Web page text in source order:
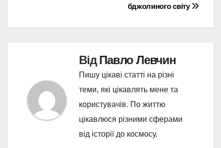
бджолиного світу
ВідПавло Левчин
Пишу цікаві статті на різні
теми, які цікавлять мене та
користувачів. По життю
цікавлюся різними сферами
від історії до космосу.